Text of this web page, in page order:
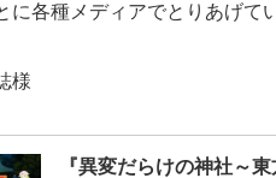
に各種メディアでとりあげて
様
『異変だらけの神社～